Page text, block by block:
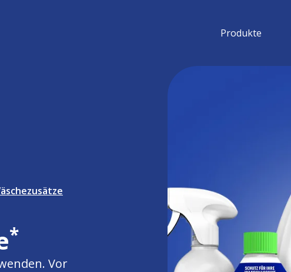
Produkte
*
Vor